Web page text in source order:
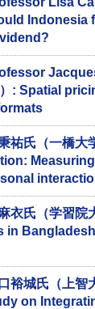
Indonesia
: Spatial
祐氏（一橋
衣氏（学習
in
裕城氏（上智
on